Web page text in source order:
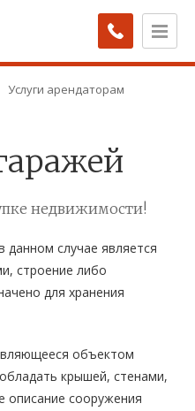
Услуги арендаторам
недвижимости!
случае является
строение либо
для хранения
объектом
крышей, стенами,
сооружения